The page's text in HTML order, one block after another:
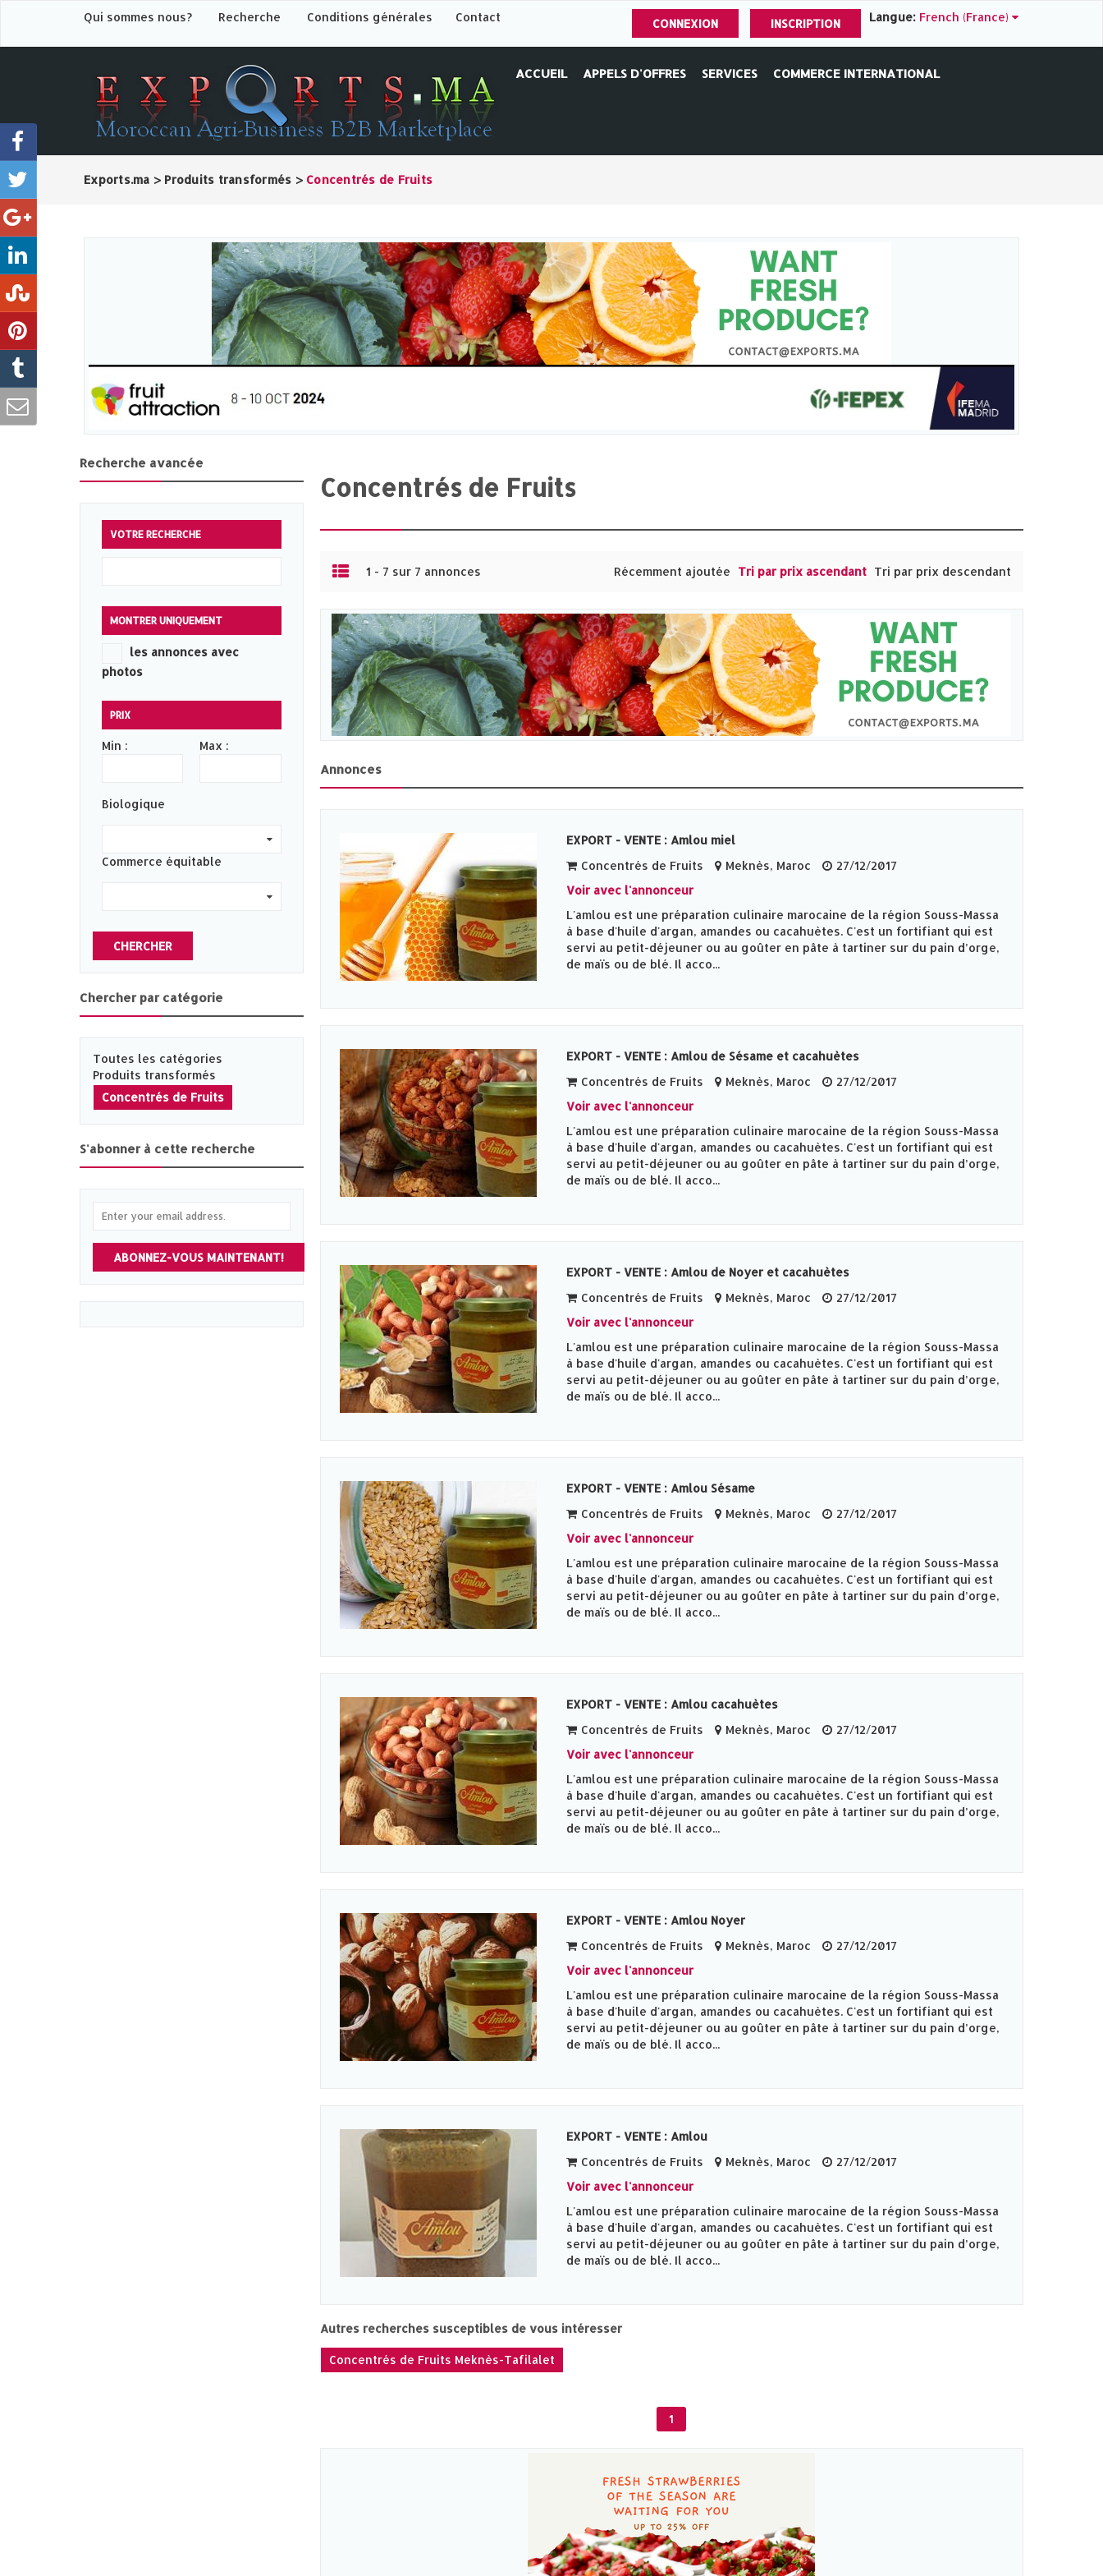
Langue: French (France)
Qui sommes nous? Recherche Conditions générales Contact CONNEXION INSCRIPTION
ACCUEIL APPELS D'OFFRES SERVICES COMMERCE INTERNATIONAL
Exports.ma > Produits transformés > Concentrés de Fruits
Recherche avancée
VOTRE RECHERCHE
MONTRER UNIQUEMENT
les annonces avec
photos
PRIX
Min : Max :
Biologique
Commerce équitable
CHERCHER
Chercher par catégorie
Toutes les catégories
Produits transformés
Concentrés de Fruits
S'abonner à cette recherche
ABONNEZ-VOUS MAINTENANT!
Concentrés de Fruits
1 - 7 sur 7 annonces Récemment ajoutée Tri par prix ascendant Tri par prix descendant
Annonces
EXPORT - VENTE : Amlou miel
Concentrés de Fruits
Meknès‎, Maroc
27/12/2017
Voir avec l'annonceur
L'amlou est une préparation culinaire marocaine de la région Souss-Massa
à base d'huile d'argan, amandes ou cacahuètes. C'est un fortifiant qui est
servi au petit-déjeuner ou au goûter en pâte à tartiner sur du pain d’orge,
de maïs ou de blé. Il acco...
EXPORT - VENTE : Amlou de Sésame et cacahuètes
Concentrés de Fruits
Meknès‎, Maroc
27/12/2017
Voir avec l'annonceur
L'amlou est une préparation culinaire marocaine de la région Souss-Massa
à base d'huile d'argan, amandes ou cacahuètes. C'est un fortifiant qui est
servi au petit-déjeuner ou au goûter en pâte à tartiner sur du pain d’orge,
de maïs ou de blé. Il acco...
EXPORT - VENTE : Amlou de Noyer et cacahuètes
Concentrés de Fruits
Meknès‎, Maroc
27/12/2017
Voir avec l'annonceur
L'amlou est une préparation culinaire marocaine de la région Souss-Massa
à base d'huile d'argan, amandes ou cacahuètes. C'est un fortifiant qui est
servi au petit-déjeuner ou au goûter en pâte à tartiner sur du pain d’orge,
de maïs ou de blé. Il acco...
EXPORT - VENTE : Amlou Sésame
Concentrés de Fruits
Meknès‎, Maroc
27/12/2017
Voir avec l'annonceur
L'amlou est une préparation culinaire marocaine de la région Souss-Massa
à base d'huile d'argan, amandes ou cacahuètes. C'est un fortifiant qui est
servi au petit-déjeuner ou au goûter en pâte à tartiner sur du pain d’orge,
de maïs ou de blé. Il acco...
EXPORT - VENTE : Amlou cacahuètes
Concentrés de Fruits
Meknès‎, Maroc
27/12/2017
Voir avec l'annonceur
L'amlou est une préparation culinaire marocaine de la région Souss-Massa
à base d'huile d'argan, amandes ou cacahuètes. C'est un fortifiant qui est
servi au petit-déjeuner ou au goûter en pâte à tartiner sur du pain d’orge,
de maïs ou de blé. Il acco...
EXPORT - VENTE : Amlou Noyer
Concentrés de Fruits
Meknès‎, Maroc
27/12/2017
Voir avec l'annonceur
L'amlou est une préparation culinaire marocaine de la région Souss-Massa
à base d'huile d'argan, amandes ou cacahuètes. C'est un fortifiant qui est
servi au petit-déjeuner ou au goûter en pâte à tartiner sur du pain d’orge,
de maïs ou de blé. Il acco...
EXPORT - VENTE : Amlou
Concentrés de Fruits
Meknès‎, Maroc
27/12/2017
Voir avec l'annonceur
L'amlou est une préparation culinaire marocaine de la région Souss-Massa
à base d'huile d'argan, amandes ou cacahuètes. C'est un fortifiant qui est
servi au petit-déjeuner ou au goûter en pâte à tartiner sur du pain d’orge,
de maïs ou de blé. Il acco...
Autres recherches susceptibles de vous intéresser
Concentrés de Fruits Meknès-Tafilalet
1